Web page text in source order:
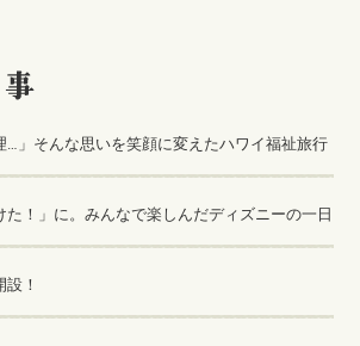
…」そんな思いを笑顔に変えたハワイ福祉旅行
た！」に。みんなで楽しんだディズニーの一日
！